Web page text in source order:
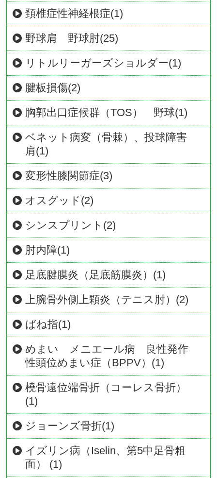
頚椎症性神経根症(1)
野球肩 野球肘(25)
リトルリーガーズショルダー(1)
腱板損傷(2)
胸郭出口症候群（TOS） 野球(1)
ベネット病変（骨棘）、投球障害
肩(1)
変形性膝関節症(3)
オスグッド(2)
シンスプリント(2)
肘内障(1)
足底腱膜炎（足底筋膜炎）(1)
上腕骨外側上顆炎（テニス肘）(2)
ばね指(1)
めまい メニエール病 良性発作
性頭位めまい症（BPPV）(1)
橈骨遠位端骨折（コーレス骨折）
(1)
ジョーンズ骨折(1)
イズリン病（Iselin、第5中足骨粗
面） (1)